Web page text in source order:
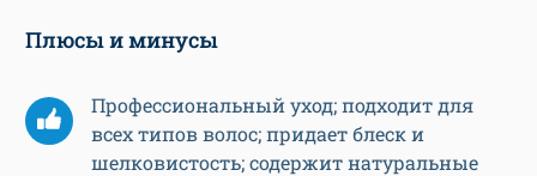
Плюсы и минусы
Профессиональный уход; подходит для
всех типов волос; придает блеск и
шелковистость; содержит натуральные